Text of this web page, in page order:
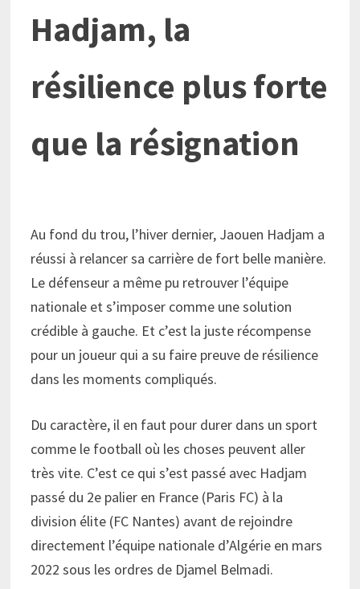
Hadjam, la
résilience plus forte
que la résignation
Au fond du trou, l’hiver dernier, Jaouen Hadjam a
réussi à relancer sa carrière de fort belle manière.
Le défenseur a même pu retrouver l’équipe
nationale et s’imposer comme une solution
crédible à gauche. Et c’est la juste récompense
pour un joueur qui a su faire preuve de résilience
dans les moments compliqués.
Du caractère, il en faut pour durer dans un sport
comme le football où les choses peuvent aller
très vite. C’est ce qui s’est passé avec Hadjam
passé du 2e palier en France (Paris FC) à la
division élite (FC Nantes) avant de rejoindre
directement l’équipe nationale d’Algérie en mars
2022 sous les ordres de Djamel Belmadi.